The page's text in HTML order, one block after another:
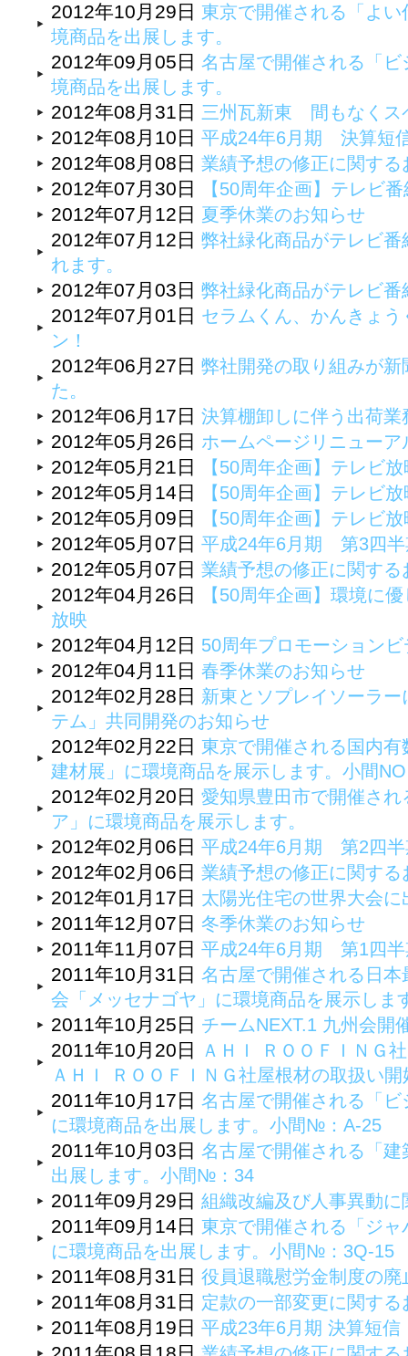
2012年10月29日 東京で開催される「よ
境商品を出展します。
2012年09月05日 名古屋で開催される「
境商品を出展します。
2012年08月31日 三州瓦新東 間もなくス
2012年08月10日 平成24年6月期 決算短
2012年08月08日 業績予想の修正に関する
2012年07月30日 【50周年企画】テレビ
2012年07月12日 夏季休業のお知らせ
2012年07月12日 弊社緑化商品がテレビ
れます。
2012年07月03日 弊社緑化商品がテレビ
2012年07月01日 セラムくん、かんきょ
ン！
2012年06月27日 弊社開発の取り組みが
た。
2012年06月17日 決算棚卸しに伴う出荷
2012年05月26日 ホームページリニューア
2012年05月21日 【50周年企画】テレビ
2012年05月14日 【50周年企画】テレビ
2012年05月09日 【50周年企画】テレビ
2012年05月07日 平成24年6月期 第3四半
2012年05月07日 業績予想の修正に関する
2012年04月26日 【50周年企画】環境に
放映
2012年04月12日 50周年プロモーション
2012年04月11日 春季休業のお知らせ
2012年02月28日 新東とソプレイソーラ
テム」共同開発のお知らせ
2012年02月22日 東京で開催される国内
建材展」に環境商品を展示します。小間
2012年02月20日 愛知県豊田市で開催さ
ア」に環境商品を展示します。
2012年02月06日 平成24年6月期 第2四半
2012年02月06日 業績予想の修正に関する
2012年01月17日 太陽光住宅の世界大会に
2011年12月07日 冬季休業のお知らせ
2011年11月07日 平成24年6月期 第1四半
2011年10月31日 名古屋で開催される日
会「メッセナゴヤ」に環境商品を展示しま
2011年10月25日 チームNEXT.1 九州会開
2011年10月20日 ＡＨＩ ＲＯＯＦＩＮＧ
ＡＨＩ ＲＯＯＦＩＮＧ社屋根材の取扱い
2011年10月17日 名古屋で開催される「
に環境商品を出展します。小間№：A-25
2011年10月03日 名古屋で開催される「
出展します。小間№：34
2011年09月29日 組織改編及び人事異動に
2011年09月14日 東京で開催される「ジ
に環境商品を出展します。小間№：3Q-15
2011年08月31日 役員退職慰労金制度の
2011年08月31日 定款の一部変更に関する
2011年08月19日 平成23年6月期 決算短信